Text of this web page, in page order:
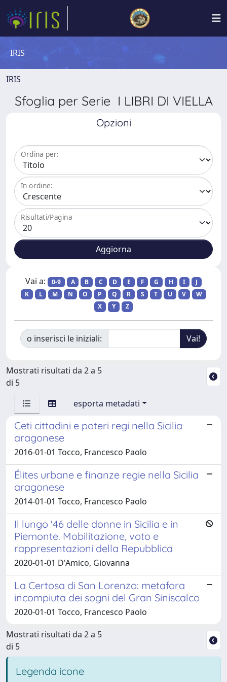
IRIS
IRIS
Sfoglia per Serie I LIBRI DI VIELLA
Opzioni
Ordina per:
In ordine:
Risultati/Pagina
Vai a: 0-9 A B C D E F G H I
J
K
L M N O P Q R S T U V
W
X
Y Z
o inserisci le iniziali:
Mostrati risultati da 2 a 5
di 5
esporta metadati
Ceti cittadini e poteri regi nella Sicilia
aragonese
2016-01-01 Tocco, Francesco Paolo
Élites urbane e finanze regie nella Sicilia
aragonese
2014-01-01 Tocco, Francesco Paolo
Il lungo '46 delle donne in Sicilia e in
Piemonte. Mobilitazione, voto e
rappresentazioni della Repubblica
2020-01-01 D'Amico, Giovanna
La Certosa di San Lorenzo: metafora
incompiuta dei sogni del Gran Siniscalco
2020-01-01 Tocco, Francesco Paolo
Mostrati risultati da 2 a 5
di 5
Legenda icone